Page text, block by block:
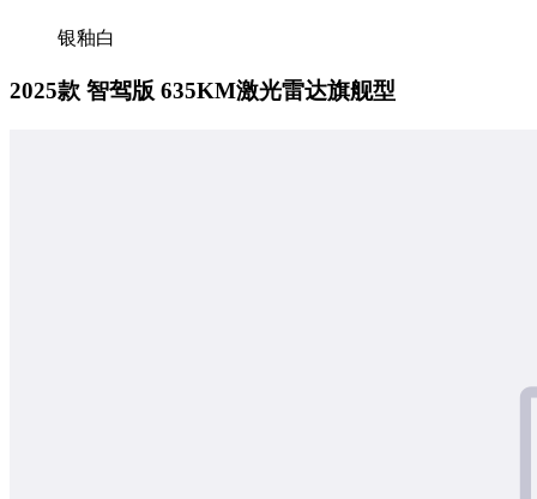
银釉白
2025款 智驾版 635KM激光雷达旗舰型